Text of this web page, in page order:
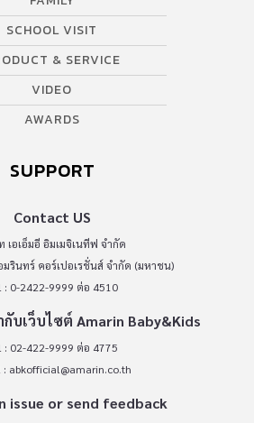
SCHOOL VISIT
& SERVICE
VIDEO
AWARDS
SUPPORT
Contact US
เอเอ็มอี อิมเมจิเนทีฟ จำกัด
มรินทร์ คอร์เปอเรชั่นส์ จำกัด (มหาชน)
: 0-2422-9999 ต่อ 4510
บเว็บไซต์ Amarin Baby&Kids
: 02-422-9999 ต่อ 4775
: abkofficial@amarin.co.th
issue or send feedback